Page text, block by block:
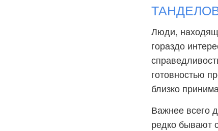
Люди,
гораздо
готовностью
близко
Важнее всего
редко бывают